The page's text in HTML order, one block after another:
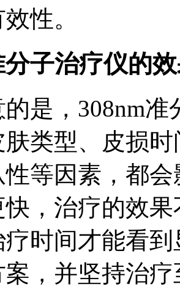
性。
分子治疗仪的
是，308nm
肤类型、皮损
性等因素，都
，治疗的效
时间才能看
案，并坚持治